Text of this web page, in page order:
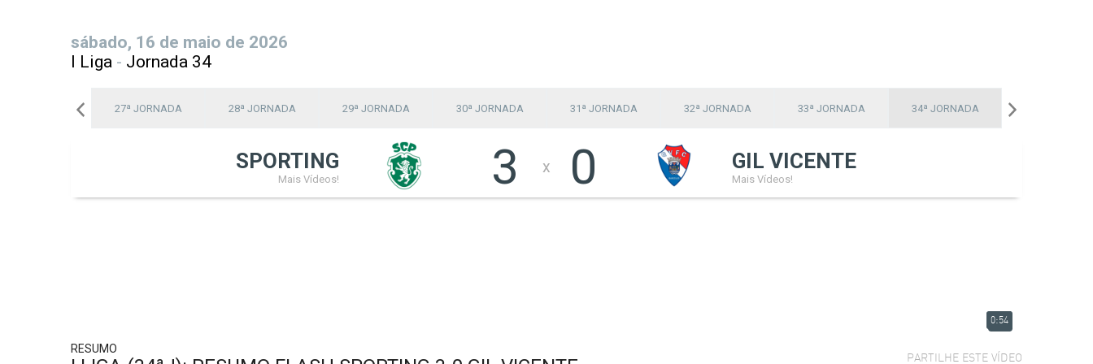
sábado, 16 de maio de 2026
I Liga - Jornada 34
27ª JORNADA 28ª JORNADA 29ª JORNADA 30ª JORNADA 31ª JORNADA 32ª JORNADA 33ª JORNADA 34ª JORNADA
SPORTING
Mais Vídeos! 3 x 0 GIL VICENTE
Mais Vídeos!
0:54
RESUMO
PARTILHE ESTE VÍDEO